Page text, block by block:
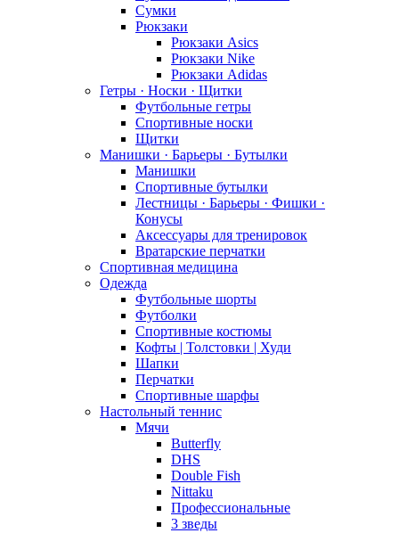
Сумки
Рюкзаки
Рюкзаки Asics
Рюкзаки Nike
Рюкзаки Adidas
Гетры · Носки · Щитки
Футбольные гетры
Спортивные носки
Щитки
Манишки · Барьеры · Бутылки
Манишки
Спортивные бутылки
Лестницы · Барьеры · Фишки ·
Конусы
Аксессуары для тренировок
Вратарские перчатки
Спортивная медицина
Одежда
Футбольные шорты
Футболки
Спортивные костюмы
Кофты | Толстовки | Худи
Шапки
Перчатки
Спортивные шарфы
Настольный теннис
Мячи
Butterfly
DHS
Double Fish
Nittaku
Профессиональные
3 зведы